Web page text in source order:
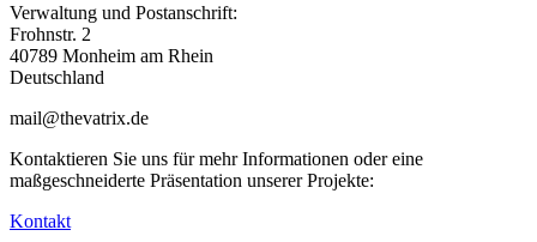
Verwaltung und Postanschrift:
Frohnstr. 2
40789 Monheim am Rhein
Deutschland
mail@thevatrix.de
Kontaktieren Sie uns für mehr Informationen oder eine
maßgeschneiderte Präsentation unserer Projekte:
Kontakt